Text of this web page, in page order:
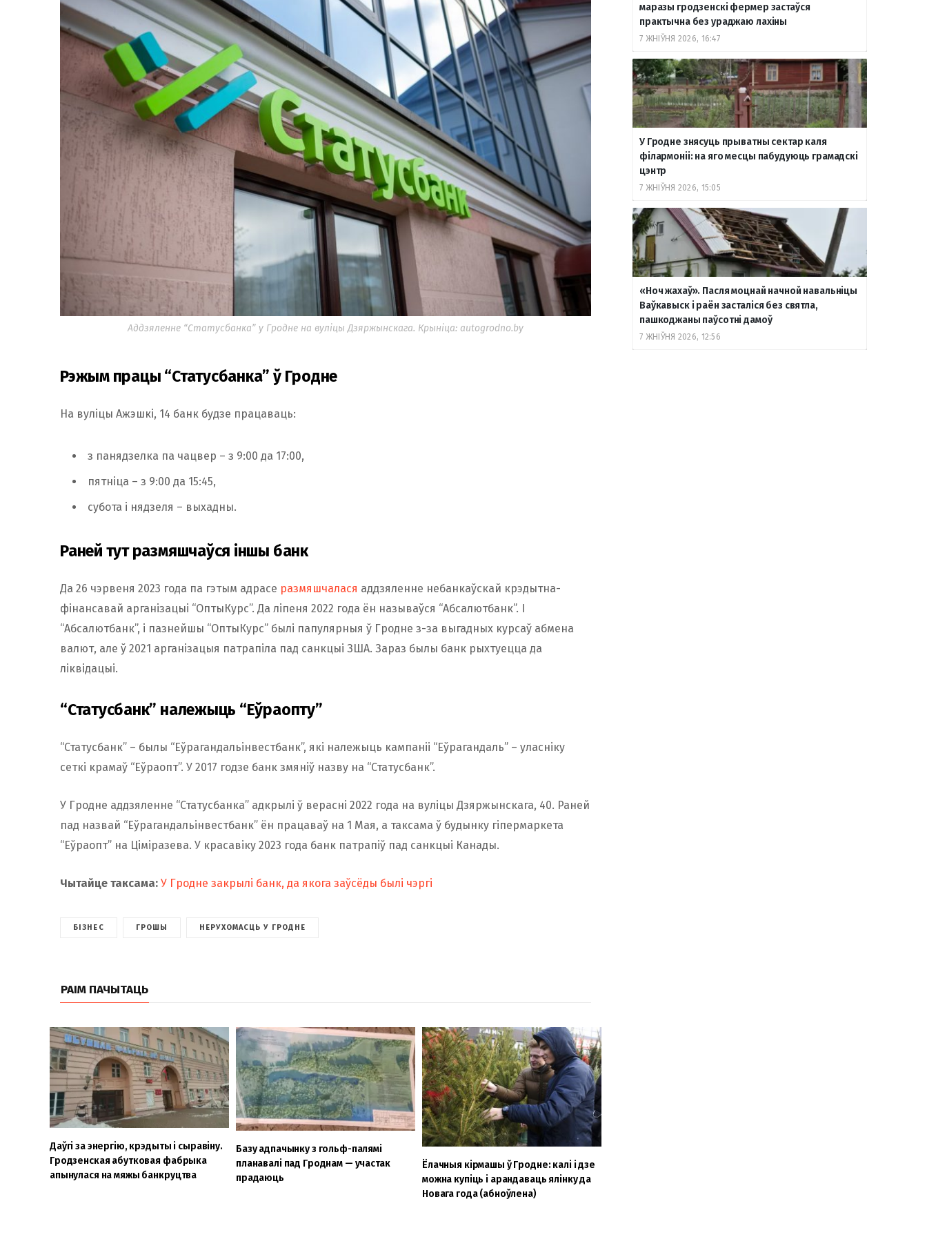
Аддзяленне “Статусбанка” у Гродне на вуліцы Дзяржынскага. Крыніца: autogrodno.by
Рэжым працы “Статусбанка” ў Гродне
На вуліцы Ажэшкі, 14 банк будзе працаваць:
з панядзелка па чацвер – з 9:00 да 17:00,
пятніца – з 9:00 да 15:45,
субота і нядзеля – выхадны.
Раней тут размяшчаўся іншы банк
Да 26 чэрвеня 2023 года па гэтым адрасе размяшчалася аддзяленне небанкаўскай крэдытна-
фінансавай арганізацыі “ОптыКурс”. Да ліпеня 2022 года ён называўся “Абсалютбанк”. І
“Абсалютбанк”, і пазнейшы “ОптыКурс” былі папулярныя ў Гродне з-за выгадных курсаў абмена
валют, але ў 2021 арганізацыя патрапіла пад санкцыі ЗША. Зараз былы банк рыхтуецца да
ліквідацыі.
“Статусбанк” належыць “Еўраопту”
“Статусбанк” – былы “Еўрагандальінвестбанк”, які належыць кампаніі “Еўрагандаль” – уласніку
сеткі крамаў “Еўраопт”. У 2017 годзе банк змяніў назву на “Статусбанк”.
У Гродне аддзяленне “Статусбанка” адкрылі ў верасні 2022 года на вуліцы Дзяржынскага, 40. Раней
пад назвай “Еўрагандальінвестбанк” ён працаваў на 1 Мая, а таксама ў будынку гіпермаркета
“Еўраопт” на Ціміразева. У красавіку 2023 года банк патрапіў пад санкцыі Канады.
Чытайце таксама: У Гродне закрылі банк, да якога заўсёды былі чэргі
БІЗНЕС ГРОШЫ НЕРУХОМАСЦЬ У ГРОДНЕ
РАІМ ПАЧЫТАЦЬ
Даўгі за энергію, крэдыты і сыравіну.
Гродзенская абутковая фабрыка
апынулася на мяжы банкруцтва
Базу адпачынку з гольф-палямі
планавалі пад Гроднам — участак
прадаюць
Ёлачныя кірмашы ў Гродне: калі і дзе
можна купіць і арандаваць ялінку да
Новага года (абноўлена)
маразы гродзенскі фермер застаўся
практычна без ураджаю лахіны
7 ЖНІЎНЯ 2026, 16:47
У Гродне знясуць прыватны сектар каля
філармоніі: на яго месцы пабудуюць грамадскі
цэнтр
7 ЖНІЎНЯ 2026, 15:05
«Ноч жахаў». Пасля моцнай начной навальніцы
Ваўкавыск і раён засталіся без святла,
пашкоджаны паўсотні дамоў
7 ЖНІЎНЯ 2026, 12:56